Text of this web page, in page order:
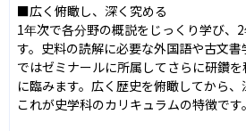
■広く俯瞰し、深く究める
1年次で各分野の概説をじっくり学び、
す。史料の読解に必要な外国語や古文
ではゼミナールに所属してさらに研鑽
に臨みます。広く歴史を俯瞰してから、
これが史学科のカリキュラムの特徴です。